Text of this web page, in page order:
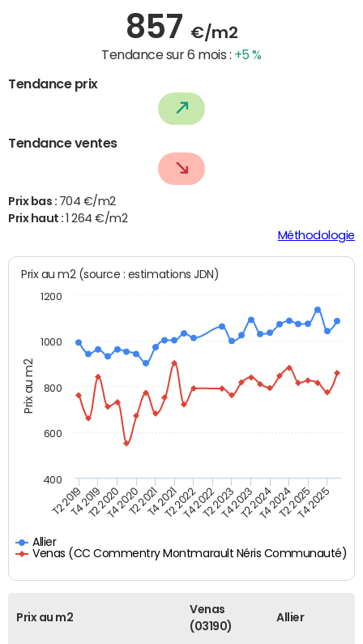
857 €/m2
Tendance sur 6 mois : +5 %
Tendance prix
Tendance ventes
Prix bas : 704 €/m2
Prix haut :
1 264 €/m2
Méthodologie
Prix au m2
Prix au m2 (source : estimations JDN)
Allier
Venas (CC Commentry Montmarault Néris Communauté)
T2 2019T4 2019T2 2020T4 2020T2 2021T4 2021T2 2022T4 2022T2 2023T4 2023T2 2024T4 2024T2 2025T4 2025
400
600
800
1000
1200
Prix au m2
Venas
(03190)
Allier